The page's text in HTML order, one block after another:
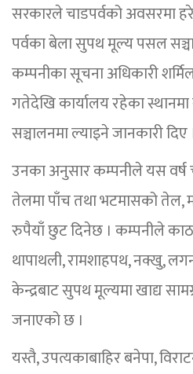
सरकारले चाडपर्वको अवसरमा
पर्वका बेला सुपथ मूल्य पसल
कम्पनीका सूचना अधिकारी
गतेदेखि कार्यालय रहेका
सञ्चालनमा ल्याइने जानकारी दिए
उनका अनुसार कम्पनीले यस वर्ष
तेलमा पाँच तथा भटमासको तेल,
रुपैयाँ छुट दिनेछ । कम्पनीले
थापाथली, रामशाहपथ, नक्खु,
केन्द्रबाट सुपथ मूल्यमा खाद्य
जनाएको छ ।
यस्तै, उपत्यकाबाहिर बनेपा,